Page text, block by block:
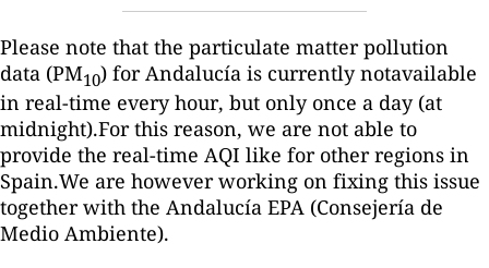
Please note that the particulate matter pollution
data (PM10) for Andalucía is currently notavailable
in real-time every hour, but only once a day (at
midnight).For this reason, we are not able to
provide the real-time AQI like for other regions in
Spain.We are however working on fixing this issue
together with the Andalucía EPA (Consejería de
Medio Ambiente).